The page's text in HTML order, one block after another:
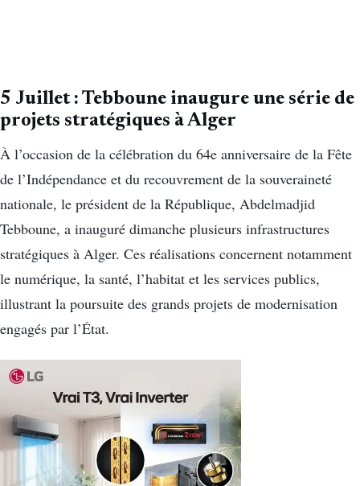
5 Juillet : Tebboune inaugure une série de
projets stratégiques à Alger
À l’occasion de la célébration du 64e anniversaire de la Fête
de l’Indépendance et du recouvrement de la souveraineté
nationale, le président de la République, Abdelmadjid
Tebboune, a inauguré dimanche plusieurs infrastructures
stratégiques à Alger. Ces réalisations concernent notamment
le numérique, la santé, l’habitat et les services publics,
illustrant la poursuite des grands projets de modernisation
engagés par l’État.